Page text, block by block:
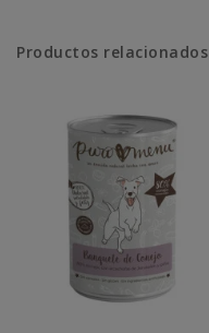
Productos relacionados